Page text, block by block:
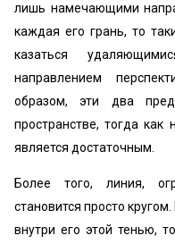
лишь намечающими
каждая его грань, то
казаться
направлением
образом, эти два
пространстве, тогда как
является достаточным.
Более того, линия,
становится просто
внутри его этой тенью,